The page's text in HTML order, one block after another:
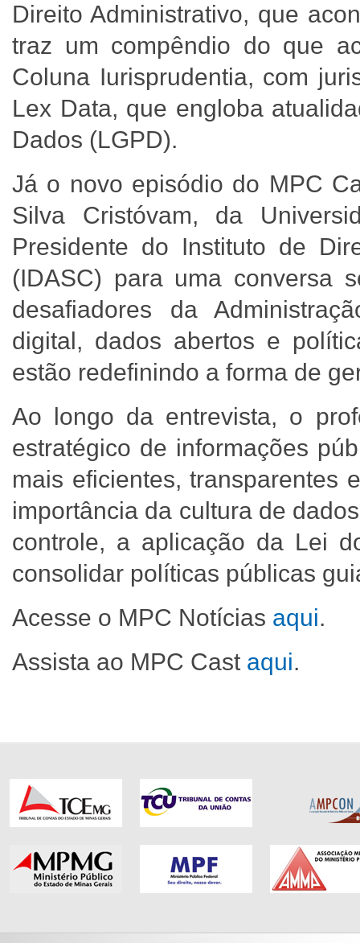
Direito Administrativo, que
traz um compêndio do que
Coluna Iurisprudentia, com
Lex Data, que engloba
Dados (LGPD).
Já o novo episódio do MPC
Silva Cristóvam, da
Presidente do Instituto de
(IDASC) para uma conversa
desafiadores da
digital, dados abertos e
estão redefinindo a forma de
Ao longo da entrevista, o
estratégico de informações
mais eficientes, transparentes
importância da cultura de
controle, a aplicação da Lei
consolidar políticas públicas
Acesse o MPC Notícias aqui.
Assista ao MPC Cast aqui.